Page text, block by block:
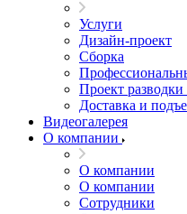
Услуги
Дизайн-проект
Сборка
Проект
Доставка и
Видеогалерея
О компании
О компании
О компании
Сотрудники